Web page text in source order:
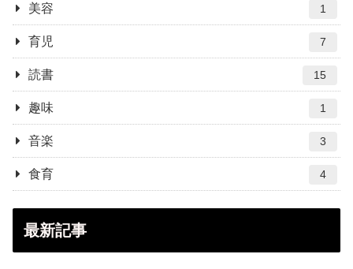
美容 1
育児 7
読書 15
趣味 1
音楽 3
食育 4
最新記事